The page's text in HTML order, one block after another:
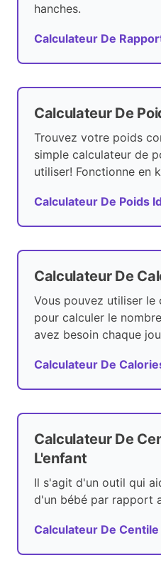
hanches.
Calculateur De
Calculateur De
Trouvez votre poids
simple calculateur de
utiliser! Fonctionne en
Calculateur De Poids
Calculateur De
Vous pouvez utiliser le
pour calculer le
avez besoin chaque
Calculateur De
Calculateur De
L'enfant
Il s'agit d'un outil qui
d'un bébé par rapport
Calculateur De